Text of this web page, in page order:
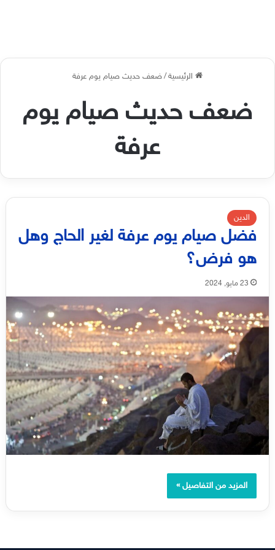
الرئيسية/ضعف حديث صيام يوم عرفة
ضعف حديث صيام يوم
عرفة
الدين
فضل صيام يوم عرفة لغير الحاج وهل
هو فرض؟
23 مايو, 2024
المزيد من التفاصيل »